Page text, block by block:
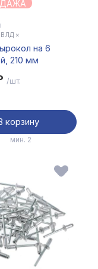
ВЛД ×
на 6
210 мм
/шт.
корзину
мин. 2